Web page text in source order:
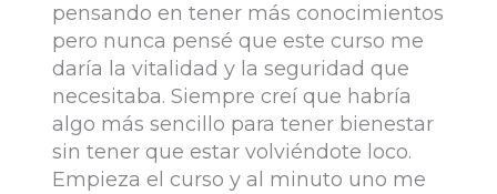
pensando en tener más conocimientos
pero nunca pensé que este curso me
daría la vitalidad y la seguridad que
necesitaba. Siempre creí que habría
algo más sencillo para tener bienestar
sin tener que estar volviéndote loco.
Empieza el curso y al minuto uno me